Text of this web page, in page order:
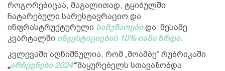
როგორებიცაა, მაგალითად, ტყიბულში
ჩატარებული სარესტავრაციო და
ინფრასტრუქტურული სამუშაოებიდა მესამე
კვარტალში ინვესტიციების 10%-იანი ზრდა.
კვლევაში აღნიშნულია, რომ „მოამბე“ რუბრიკაში
„არჩევნები 2024“მაყურებელს სთავაზობდა